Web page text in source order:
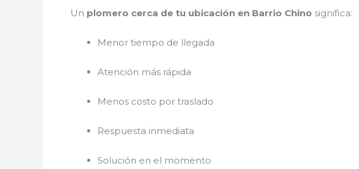
Un plomero cerca de tu ubicación en Barrio Chino significa:
Menor tiempo de llegada
Atención más rápida
Menos costo por traslado
Respuesta inmediata
Solución en el momento